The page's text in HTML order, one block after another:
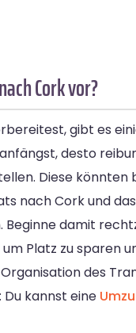
Cork vor?
gibt es
desto
Diese
nach Cork und
damit
Platz zu sparen
des
kannst eine